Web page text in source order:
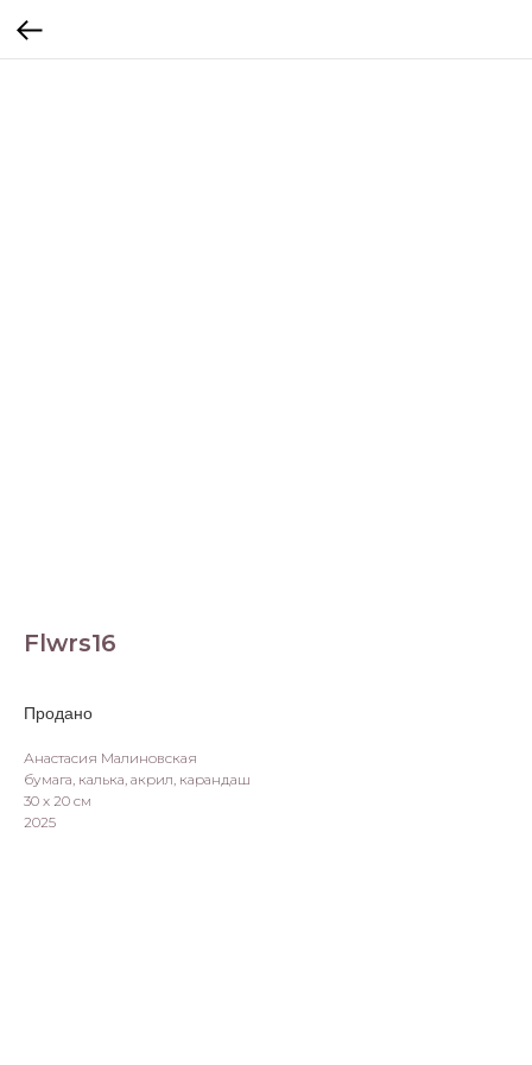
Flwrs16
Анастасия Малиновская
бумага, калька, акрил, карандаш
30 х 20 см
2025